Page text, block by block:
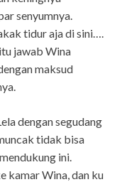
senyumnya.
tidur aja di sini….
jawab Wina
maksud
dengan segudang
tidak bisa
ini.
kamar Wina, dan ku